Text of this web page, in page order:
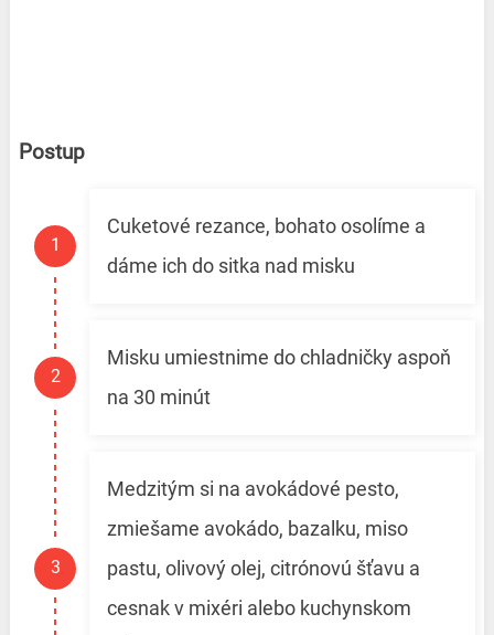
Postup
Cuketové rezance, bohato osolíme a
dáme ich do sitka nad misku
Misku umiestnime do chladničky aspoň
na 30 minút
Medzitým si na avokádové pesto,
zmiešame avokádo, bazalku, miso
pastu, olivový olej, citrónovú šťavu a
cesnak v mixéri alebo kuchynskom